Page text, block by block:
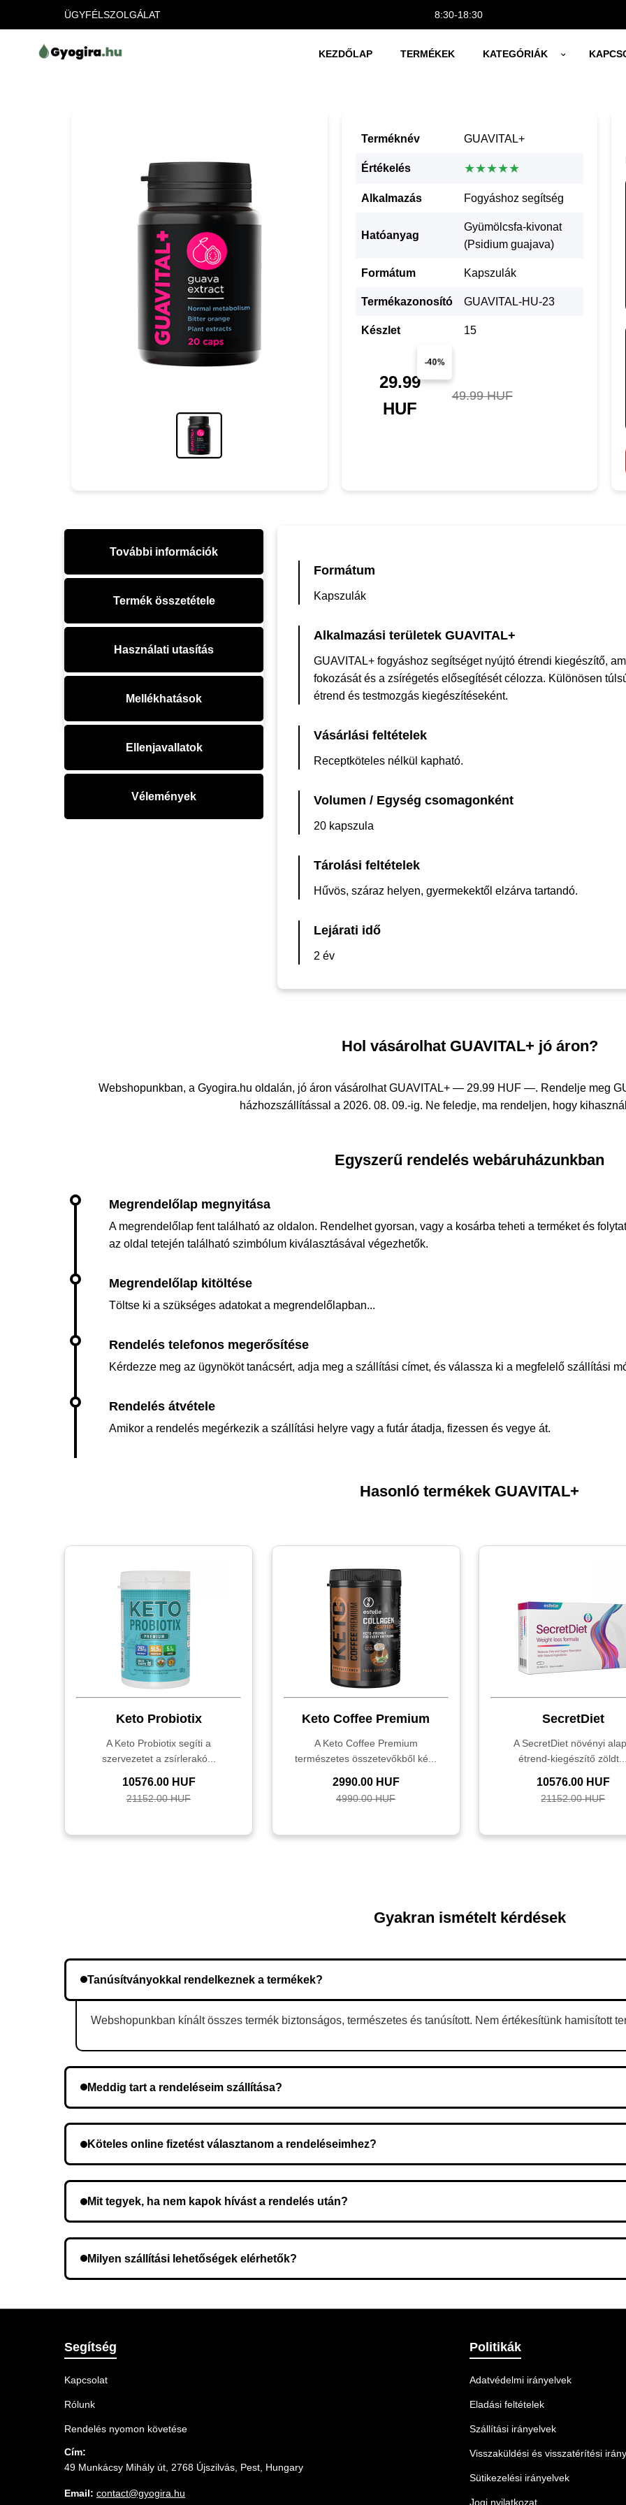
ÜGYFÉLSZOLGÁLAT 8:30-18:30
KEZDŐLAP TERMÉKEK KATEGÓRIÁK
Terméknév GUAVITAL+
Értékelés ★★★★★
Alkalmazás Fogyáshoz segítség
Hatóanyag
Gyümölcsfa-kivonat
(Psidium guajava)
Formátum Kapszulák
Termékazonosító GUAVITAL-HU-23
Készlet 15
-40%
29.99
HUF
49.99 HUF
További információk
Termék összetétele
Használati utasítás
Mellékhatások
Ellenjavallatok
Vélemények
Formátum
Kapszulák
Alkalmazási területek GUAVITAL+
GUAVITAL+ fogyáshoz segítséget nyújtó étrendi kiegészítő,
fokozását és a zsírégetés elősegítését célozza. Különösen
étrend és testmozgás kiegészítéseként.
Vásárlási feltételek
Receptköteles nélkül kapható.
Volumen / Egység csomagonként
20 kapszula
Tárolási feltételek
Hűvös, száraz helyen, gyermekektől elzárva tartandó.
Lejárati idő
2 év
Hol vásárolhat GUAVITAL+ jó áron?
Webshopunkban, a Gyogira.hu oldalán, jó áron vásárolhat GUAVITAL+ — 29.99 HUF —. Rendelje meg
házhozszállítással a 2026. 08. 09.-ig. Ne feledje, ma rendeljen, hogy
Egyszerű rendelés webáruházunkban
A megrendelőlap fent található az oldalon. Rendelhet gyorsan, vagy a kosárba teheti a terméket és
az oldal tetején található szimbólum kiválasztásával végezhetők.
Töltse ki a szükséges adatokat a megrendelőlapban...
Kérdezze meg az ügynököt tanácsért, adja meg a szállítási címet, és válassza ki a megfelelő szállítási
Amikor a rendelés megérkezik a szállítási helyre vagy a futár átadja, fizessen és vegye át.
Hasonló termékek GUAVITAL+
Keto Probiotix
A Keto Probiotix segíti a
szervezetet a zsírlerakó...
10576.00 HUF
21152.00 HUF
Keto Coffee Premium
A Keto Coffee Premium
természetes összetevőkből ké...
2990.00 HUF
4990.00 HUF
SecretDiet
A SecretDiet növényi
étrend-kiegészítő zöldt...
10576.00 HUF
21152.00 HUF
Gyakran ismételt kérdések
Tanúsítványokkal rendelkeznek a termékek?
Webshopunkban kínált összes termék biztonságos, természetes és tanúsított. Nem értékesítünk hamisított
Meddig tart a rendeléseim szállítása?
Köteles online fizetést választanom a rendeléseimhez?
Mit tegyek, ha nem kapok hívást a rendelés után?
Milyen szállítási lehetőségek elérhetők?
Segítség
Kapcsolat
Rólunk
Rendelés nyomon követése
Cím:
49 Munkácsy Mihály út, 2768 Újszilvás, Pest, Hungary
Email: contact@gyogira.hu
Politikák
Adatvédelmi irányelvek
Eladási feltételek
Szállítási irányelvek
Visszaküldési és visszatérítési
Sütikezelési irányelvek
Jogi nyilatkozat